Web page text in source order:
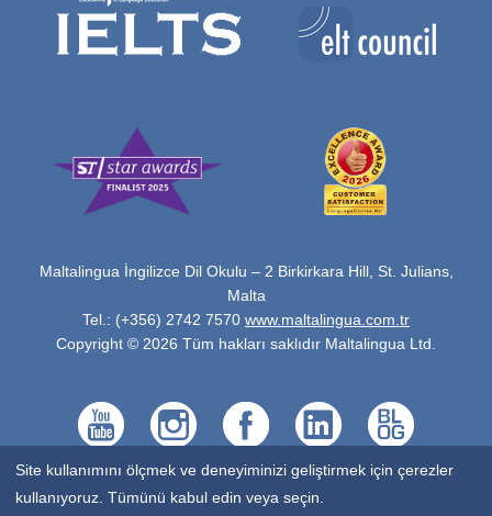
Maltalingua İngilizce Dil Okulu – 2 Birkirkara Hill, St. Julians,
Malta
Tel.: (+356) 2742 7570 www.maltalingua.com.tr
Copyright © 2026 Tüm hakları saklıdır Maltalingua Ltd.
Site kullanımını ölçmek ve deneyiminizi geliştirmek için çerezler
kullanıyoruz. Tümünü kabul edin veya seçin.